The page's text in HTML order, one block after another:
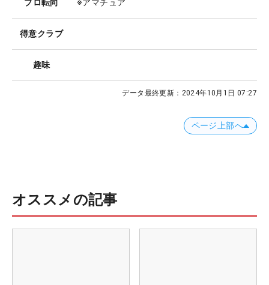
プロ転向 ※アマチュア
得意クラブ
趣味
データ最終更新： 2024年10月1日 07:27
ページ上部へ
オススメの記事